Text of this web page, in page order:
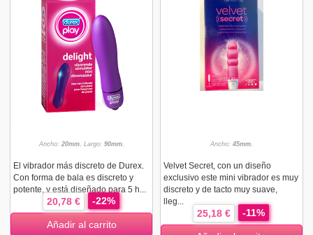
Ancho: 20mm. Largo: 90mm.
El vibrador más discreto de Durex.
Con forma de bala es discreto y
potente, y está diseñado para 5 h...
20,78 € -22%
Añadir al carrito
Ancho: 45mm.
Velvet Secret, con un diseño
exclusivo este mini vibrador es muy
discreto y de tacto muy suave,
lleg...
25,18 € -11%